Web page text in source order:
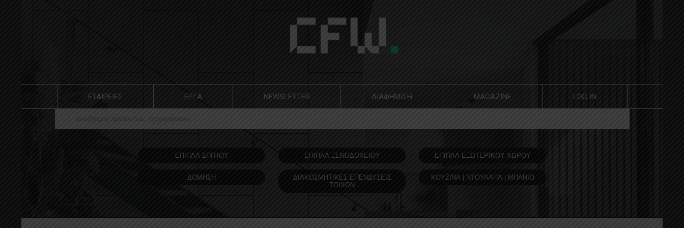
ΕΤΑΙΡΕΙΕΣ ΕΡΓΑ NEWSLETTER ΔΙΑΦΗΜΙΣΗ MAGAZINE LOG IN
ΕΠΙΠΛΑ ΣΠΙΤΙΟΥ ΕΠΙΠΛΑ ΞΕΝΟΔOΧΕΙΟΥ ΕΠΙΠΛΑ ΕΞΩΤΕΡΙΚΟΥ ΧΩΡΟΥ
ΔΟΜΗΣΗ
ΔΙΑΚΟΣΜΗΤΙΚΕΣ ΕΠΕΝΔΥΣΕΙΣ
ΤΟΙΧΩΝ
ΚΟΥΖΙΝΑ | ΝΤΟΥΛΑΠΑ | ΜΠΑΝΙΟ